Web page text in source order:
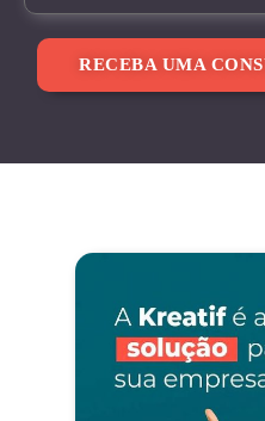
RECEBA UMA